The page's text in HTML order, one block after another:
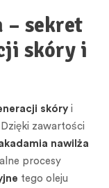
– sekret
skóry i
skóry i
zawartości
nawilża
procesy
tego oleju